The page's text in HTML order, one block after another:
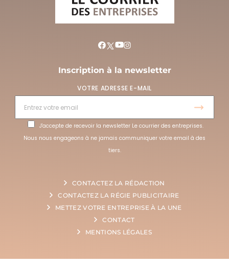
Inscription à la newsletter
VOTRE ADRESSE E-MAIL
J'accepte de recevoir la newsletter Le courrier des entreprises.
Nous nous engageons à ne jamais communiquer votre email à des
tiers.
CONTACTEZ LA RÉDACTION
CONTACTEZ LA RÉGIE PUBLICITAIRE
METTEZ VOTRE ENTREPRISE À LA UNE
CONTACT
MENTIONS LÉGALES